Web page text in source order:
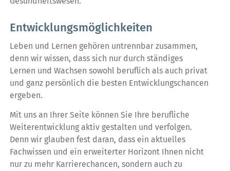
Entwicklungsmöglichkeiten
Leben und Lernen gehören untrennbar zusammen,
denn wir wissen, dass sich nur durch ständiges
Lernen und Wachsen sowohl beruflich als auch privat
und ganz persönlich die besten Entwicklungschancen
ergeben.
Mit uns an Ihrer Seite können Sie Ihre berufliche
Weiterentwicklung aktiv gestalten und verfolgen.
Denn wir glauben fest daran, dass ein aktuelles
Fachwissen und ein erweiterter Horizont Ihnen nicht
nur zu mehr Karrierechancen, sondern auch zu